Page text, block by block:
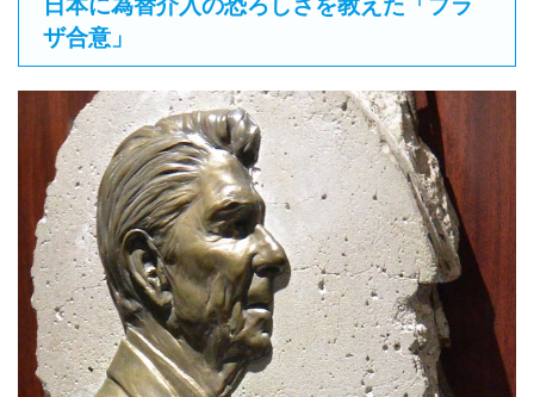
日本に為替介入の恐ろしさを教えた「プラ
ザ合意」